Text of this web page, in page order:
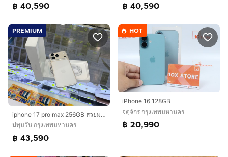
฿ 40,590 ฿ 40,590
PREMIUM
iphone 17 pro max 256GB สวยมาก
ปทุมวัน กรุงเทพมหานคร
฿ 43,590
HOT
iPhone 16 128GB
จตุจักร กรุงเทพมหานคร
฿ 20,990